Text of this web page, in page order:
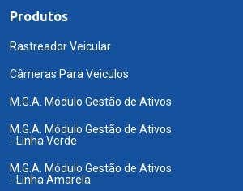
Produtos
Rastreador Veicular
Câmeras Para Veiculos
M.G.A. Módulo Gestão de Ativos
M.G.A. Módulo Gestão de Ativos
- Linha Verde
M.G.A. Módulo Gestão de Ativos
- Linha Amarela